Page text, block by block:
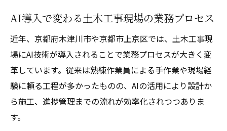
AI導入で変わる土木工事現場の業務プロセス
近年、京都府木津川市や京都市上京区では、土木工事現
場にAI技術が導入されることで業務プロセスが大きく変
革しています。従来は熟練作業員による手作業や現場経
験に頼る工程が多かったものの、AIの活用により設計か
ら施工、進捗管理までの流れが効率化されつつありま
す。